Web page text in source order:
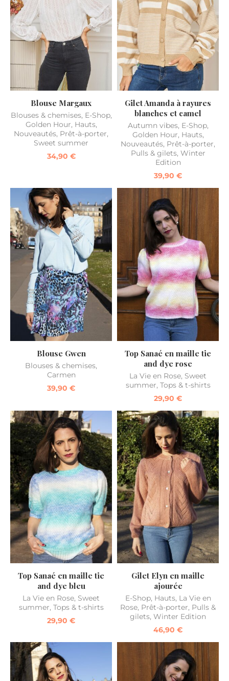
Blouse Margaux
Blouses & chemises, E-Shop,
Golden Hour, Hauts,
Nouveautés, Prêt-à-porter,
Sweet summer
34,90 €
Gilet Amanda à rayures
blanches et camel
Autumn vibes, E-Shop,
Golden Hour, Hauts,
Nouveautés, Prêt-à-porter,
Pulls & gilets, Winter
Edition
39,90 €
Blouse Gwen
Blouses & chemises,
Carmen
39,90 €
Top Sanaé en maille tie
and dye rose
La Vie en Rose, Sweet
summer, Tops & t-shirts
29,90 €
Top Sanaé en maille tie
and dye bleu
La Vie en Rose, Sweet
summer, Tops & t-shirts
29,90 €
Gilet Elyn en maille
ajourée
E-Shop, Hauts, La Vie en
Rose, Prêt-à-porter, Pulls &
gilets, Winter Edition
46,90 €